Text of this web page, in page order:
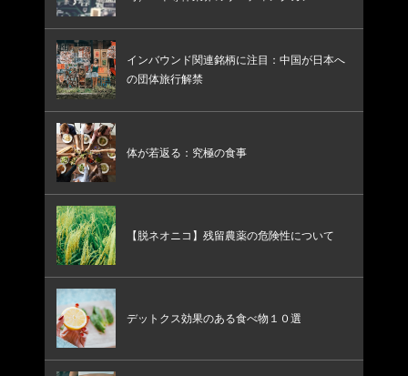
インバウンド関連銘柄に注目：中国が日本へ
の団体旅行解禁
体が若返る：究極の食事
【脱ネオニコ】残留農薬の危険性について
デットクス効果のある食べ物１０選